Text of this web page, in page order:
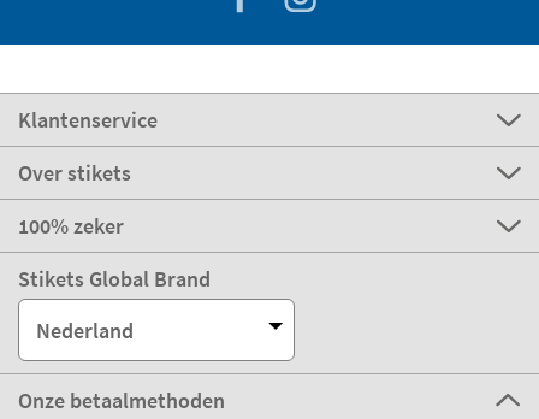
Klantenservice
Over stikets
100% zeker
Stikets Global Brand
Nederland
Onze betaalmethoden